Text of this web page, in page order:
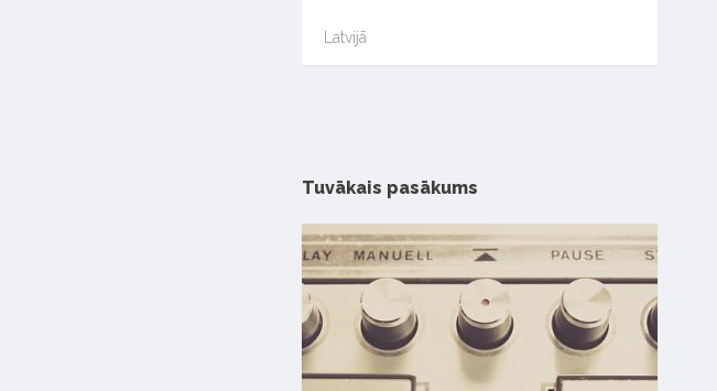
Latvijā
Tuvākais pasākums